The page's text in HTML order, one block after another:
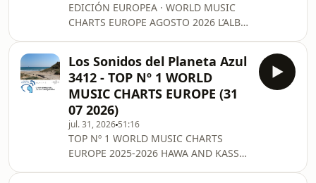
EDICIÓN EUROPEA · WORLD MUSIC
CHARTS EUROPE AGOSTO 2026 L’ALBA
PRUSINOWSKI KOMPANIA • SAKINA
TEYNA • NANA OSEI TWUM BARIMA •
MARIA KALANIEMI & TIMO ALAKOTILA
• NAKED & MÓNIKA LAKATOS • PAOLO
ANGELI & TENORE DE MURALES
ORGOSOLO • LE DIABLE A CINQ Más
información en:
https://www.lossonidosdelplanetaazul.com/
Los Sonidos del Planeta Azul
3412 - TOP Nº 1 WORLD
MUSIC CHARTS EUROPE (31
07 2026)
jul. 31, 2026 51:16
TOP Nº 1 WORLD MUSIC CHARTS
EUROPE 2025-2026 HAWA AND KASSE